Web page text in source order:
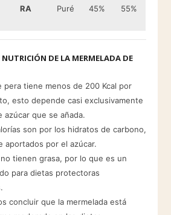
RA
Puré
45%
55%
DE LA MERMELADA DE
pera tiene menos de 200 Kcal por
esto depende casi exclusivamente
azúcar que se añada.
son por los hidratos de carbono,
aportados por el azúcar.
no tienen grasa, por lo que es un
para dietas protectoras
concluir que la mermelada está